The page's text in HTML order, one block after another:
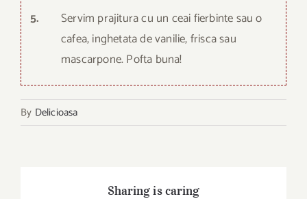
5.
Servim prajitura cu un ceai fierbinte sau o
cafea, inghetata de vanilie, frisca sau
mascarpone. Pofta buna!
By Delicioasa
Sharing is caring